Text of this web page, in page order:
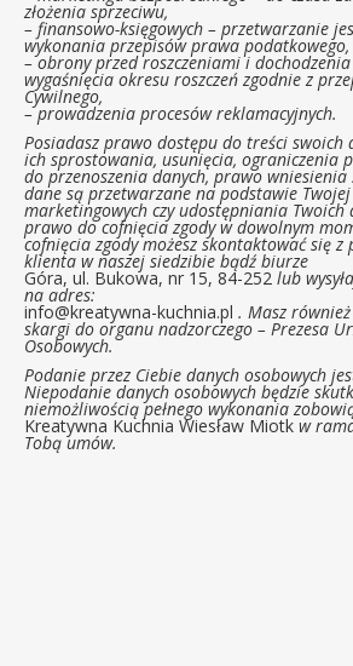
złożenia sprzeciwu,
– finansowo-księgowych – przetwarzanie
wykonania przepisów prawa podatkowego,
– obrony przed roszczeniami i
wygaśnięcia okresu roszczeń zgodnie z
Cywilnego,
– prowadzenia procesów reklamacyjnych.
Posiadasz prawo dostępu do treści swoich
ich sprostowania, usunięcia, ograniczenia
do przenoszenia danych, prawo
dane są przetwarzane na podstawie
marketingowych czy udostępniania Twoich
prawo do cofnięcia zgody w dowolnym
cofnięcia zgody możesz skontaktować się z
klienta w naszej siedzibie bądź biurze
Góra, ul. Bukowa, nr 15, 84-252 lub
na adres:
info@kreatywna-kuchnia.pl . Masz
skargi do organu nadzorczego – Prezesa
Osobowych.
Podanie przez Ciebie danych osobowych
Niepodanie danych osobowych będzie
niemożliwością pełnego wykonania
Kreatywna Kuchnia Wiesław Miotk w
Tobą umów.